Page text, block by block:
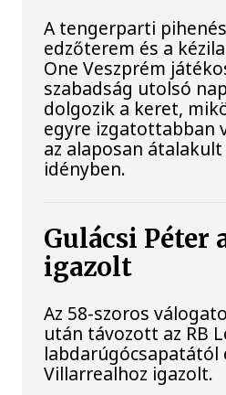
A tengerparti
edzőterem és a
One Veszprém
szabadság utolsó
dolgozik a keret,
egyre izgatottabban
az alaposan
idényben.
Gulácsi Péter
igazolt
Az 58-szoros
után távozott az RB
labdarúgócsapatától
Villarrealhoz igazolt.